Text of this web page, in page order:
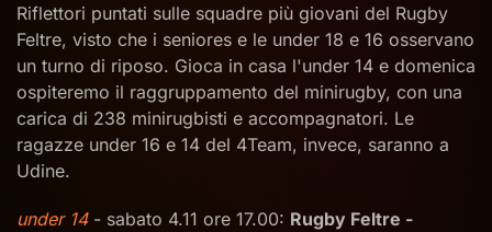
Riflettori puntati sulle squadre più giovani del Rugby
Feltre, visto che i seniores e le under 18 e 16 osservano
un turno di riposo. Gioca in casa l'under 14 e domenica
ospiteremo il raggruppamento del minirugby, con una
carica di 238 minirugbisti e accompagnatori. Le
ragazze under 16 e 14 del 4Team, invece, saranno a
Udine.
under 14- sabato 4.11 ore 17.00: Rugby Feltre -